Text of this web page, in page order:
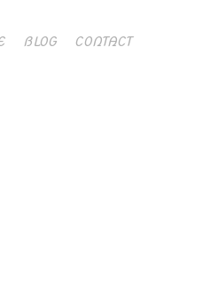
BLOG CONTACT